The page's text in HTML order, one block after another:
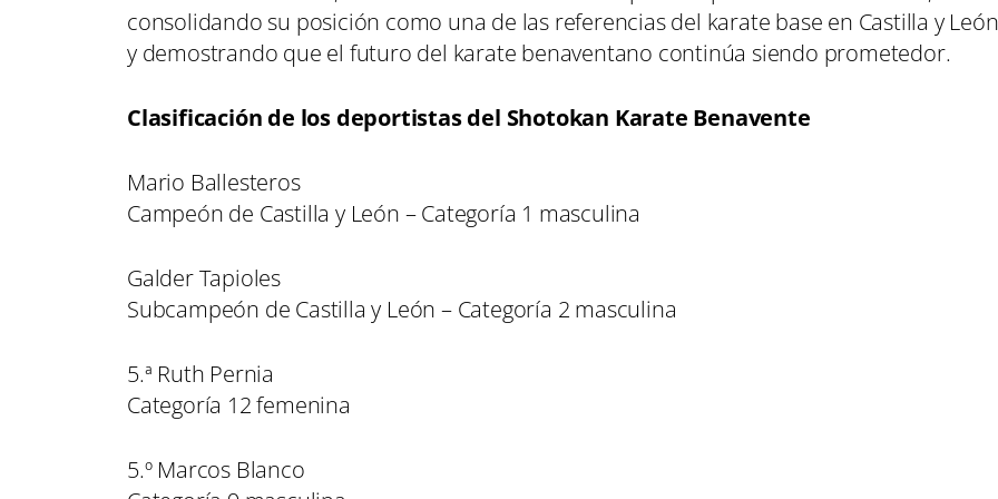
consolidando su posición como una de las referencias del karate base en Castilla y León
y demostrando que el futuro del karate benaventano continúa siendo prometedor.
Clasificación de los deportistas del Shotokan Karate Benavente
Mario Ballesteros
Campeón de Castilla y León – Categoría 1 masculina
Galder Tapioles
Subcampeón de Castilla y León – Categoría 2 masculina
5.ª Ruth Pernia
Categoría 12 femenina
5.º Marcos Blanco